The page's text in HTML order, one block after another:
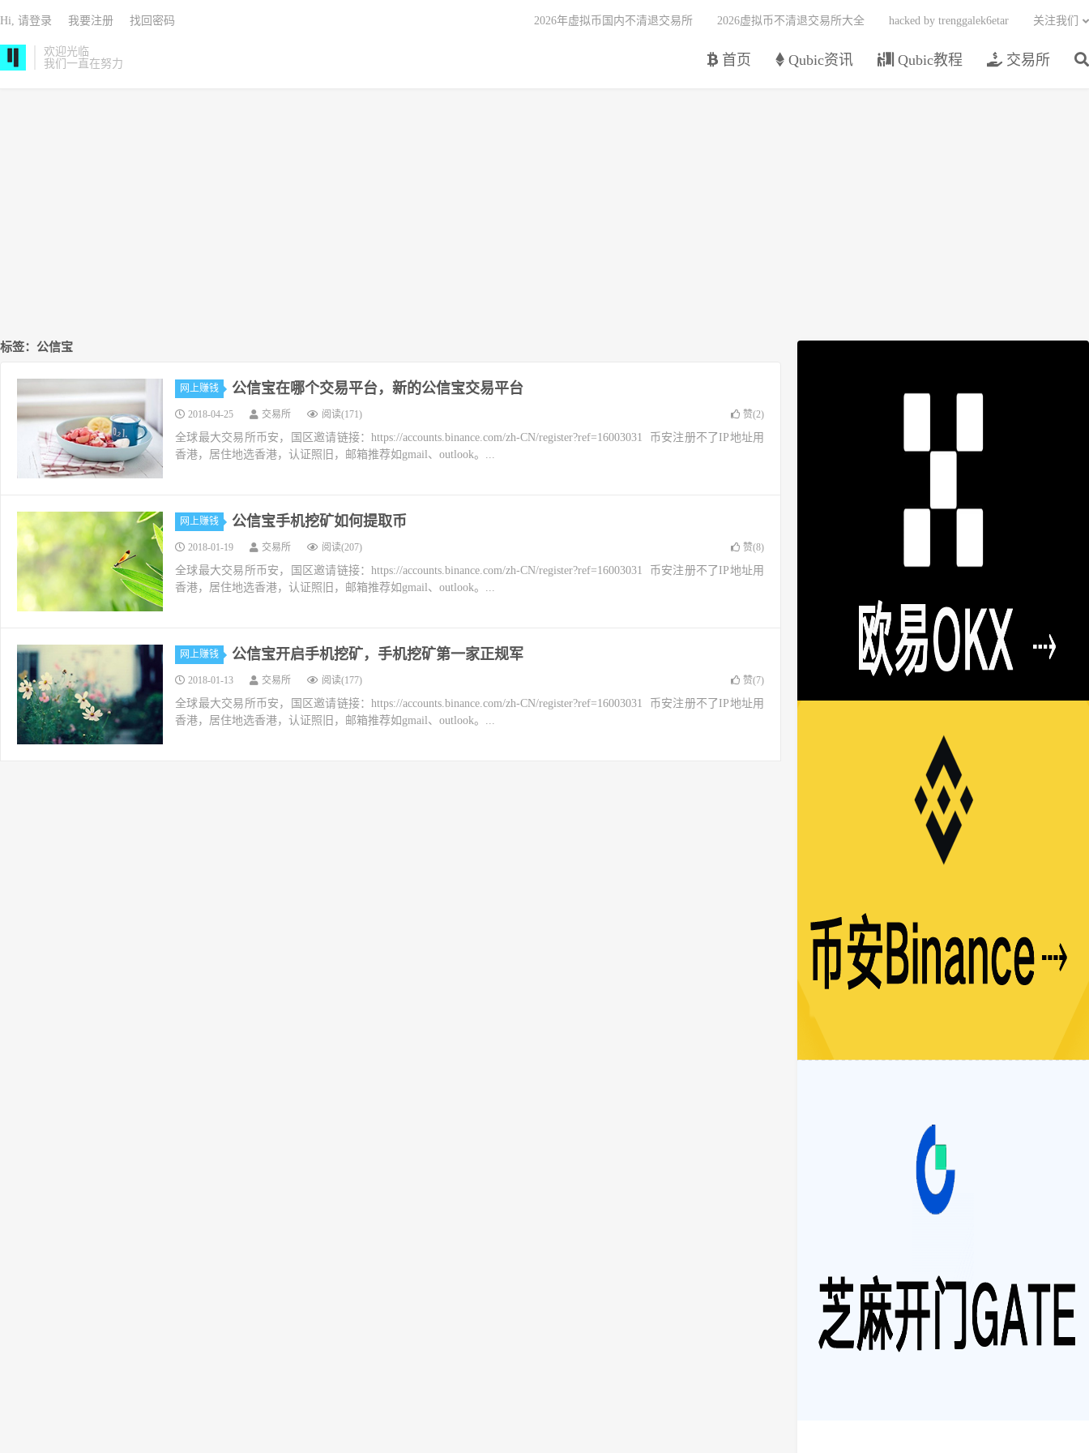
欢迎光临
我们一直在努力
首页 Qubic资讯 Qubic教程 交易所
2026年虚拟币国内不清退交易所 2026虚拟币不清退交易所大全 hacked by trenggalek6etar 关注我们
Hi, 请登录 我要注册 找回密码
标签：公信宝
网上赚钱 公信宝在哪个交易平台，新的公信宝交易平台
2018-04-25 交易所 阅读(171) 赞(2)
全球最大交易所币安，国区邀请链接：https://accounts.binance.com/zh-CN/register?ref=16003031 币安注册不了IP地址用
香港，居住地选香港，认证照旧，邮箱推荐如gmail、outlook。...
网上赚钱 公信宝手机挖矿如何提取币
2018-01-19 交易所 阅读(207) 赞(8)
全球最大交易所币安，国区邀请链接：https://accounts.binance.com/zh-CN/register?ref=16003031 币安注册不了IP地址用
香港，居住地选香港，认证照旧，邮箱推荐如gmail、outlook。...
网上赚钱 公信宝开启手机挖矿，手机挖矿第一家正规军
2018-01-13 交易所 阅读(177) 赞(7)
全球最大交易所币安，国区邀请链接：https://accounts.binance.com/zh-CN/register?ref=16003031 币安注册不了IP地址用
香港，居住地选香港，认证照旧，邮箱推荐如gmail、outlook。...